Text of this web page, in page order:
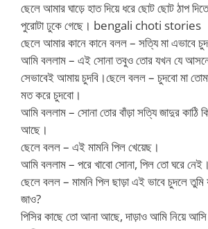
ছেলে আমার ঘাড়ে হাত দিয়ে ধরে ছোট ছোট ঠাপ
পুরোটা ঢুকে গেছে। bengali choti stories
ছেলে আমার কানে কানে বলল – সত্যি মা এভাবে
আমি বললাম – এই সোনা তবুও তোর যখন যে
সেভাবেই আমায় চুদবি।ছেলে বলল – চুদবো মা
মত করে চুদবো।
আমি বললাম – সোনা তোর বাঁড়া সত্যি জাদুর কাঠি
আছে।
ছেলে বলল – এই মামনি পিল খেয়েছ।
আমি বললাম – পরে খাবো সোনা, পিল তো ঘরে নেই।
ছেলে বলল – মামনি পিল ছাড়া এই ভাবে চুদলে তুমি
জাও?
পিসির কাছে তো আনা আছে, দাড়াও আমি নিয়ে